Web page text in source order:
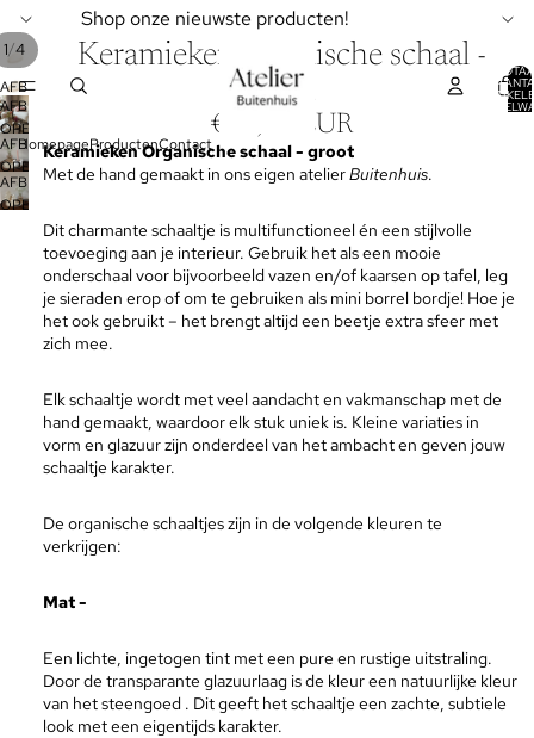
Shop onze nieuwste producten!
HomepageProductenContact
1/4
AFBEELDING
OPENEN
IN
VOLLEDIG
SCHERM
AFBEELDING
OPENEN
IN
VOLLEDIG
SCHERM
AFBEELDING
OPENEN
IN
VOLLEDIG
SCHERM
AFBEELDING
OPENEN
VOLLEDIG
SCHERM
Keramieken organische schaal -
groot
€19,95 EUR
KeramiekenOrganische schaal - groot
Met de hand gemaakt in ons eigen atelierBuitenhuis.
Dit charmante schaaltje is multifunctioneel én een stijlvolle
toevoeging aan je interieur. Gebruik het als een mooie
onderschaal voor bijvoorbeeld vazen en/of kaarsen op tafel, leg
je sieraden erop of om te gebruiken als mini borrel bordje! Hoe je
het ook gebruikt – het brengt altijd een beetje extra sfeer met
zich mee.
Elk schaaltje wordt met veel aandacht en vakmanschap met de
hand gemaakt, waardoor elk stuk uniek is. Kleine variaties in
vorm en glazuur zijn onderdeel van het ambacht en geven jouw
schaaltje karakter.
De organische schaaltjes zijn in de volgende kleuren te
verkrijgen:
Mat -
Een lichte, ingetogen tint met een pure en rustige uitstraling.
Door de transparante glazuurlaag is de kleur een natuurlijke kleur
van het steengoed . Dit geeft het schaaltje een zachte, subtiele
look met een eigentijds karakter.